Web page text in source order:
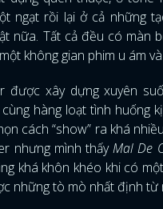
ngạt rồi lại ở cả những
nữa. Tất cả đều có màn
không gian phim u ám
được xây dựng xuyên
hàng loạt tình huống
cách “show” ra khá
nhưng mình thấyMal De
khá khôn khéo khi có
những tò mò nhất định từ